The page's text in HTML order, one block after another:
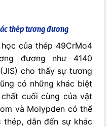
thép tương đương
của thép 49CrMo4
đương như 4140
cho thấy sự tương
có những khác biệt
cuối cùng của vật
và Molypden có thể
thép, dẫn đến sự khác